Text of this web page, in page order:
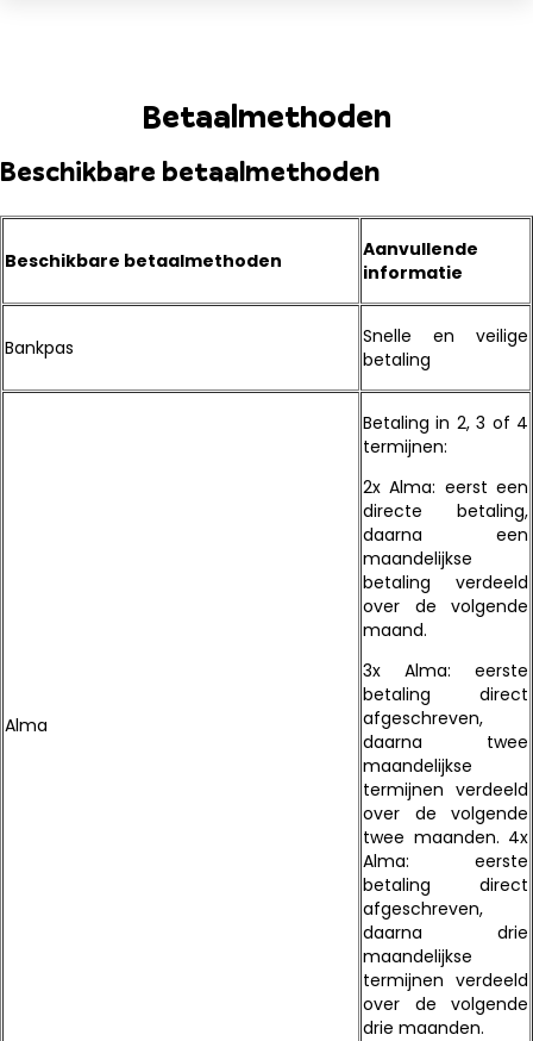
Betaalmethoden
Beschikbare betaalmethoden
Beschikbare betaalmethoden
Aanvullende
informatie
Bankpas
Snelle en veilige
betaling
Alma
Betaling in 2, 3 of 4
termijnen:
2x Alma: eerst een
directe betaling,
daarna een
maandelijkse
betaling verdeeld
over de volgende
maand.
3x Alma: eerste
betaling direct
afgeschreven,
daarna twee
maandelijkse
termijnen verdeeld
over de volgende
twee maanden. 4x
Alma: eerste
betaling direct
afgeschreven,
daarna drie
maandelijkse
termijnen verdeeld
over de volgende
drie maanden.